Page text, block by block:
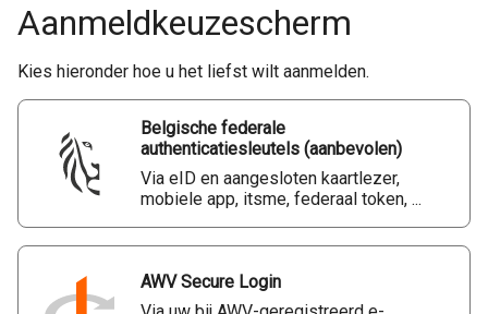
Aanmeldkeuzescherm
Kies hieronder hoe u het liefst wilt aanmelden.
Belgische federale
authenticatiesleutels (aanbevolen)
Via eID en aangesloten kaartlezer,
mobiele app, itsme, federaal token, ...
AWV Secure Login